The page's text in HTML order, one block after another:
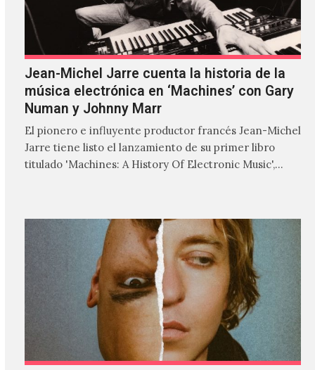
Jean-Michel Jarre cuenta la historia de la
música electrónica en ‘Machines’ con Gary
Numan y Johnny Marr
El pionero e influyente productor francés Jean-Michel
Jarre tiene listo el lanzamiento de su primer libro
titulado 'Machines: A History Of Electronic Music',